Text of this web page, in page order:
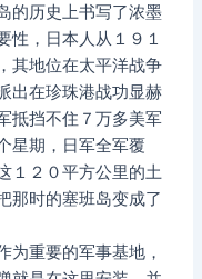
的历史上书写了浓墨
性，日本人从１９１
其地位在太平洋战争
出在珍珠港战功显赫
抵挡不住７万多美军
星期，日军全军覆
１２０平方公里的土
那时的塞班岛变成了
重要的军事基地，